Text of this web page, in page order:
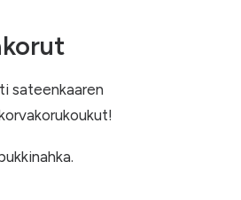
sateenkaaren